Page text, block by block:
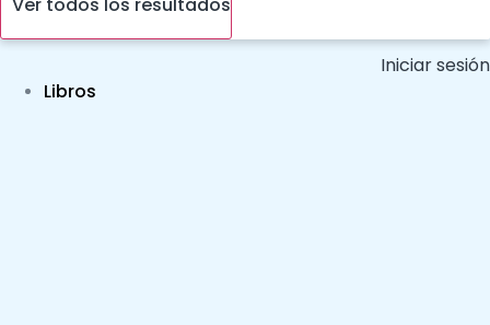
Ver todos los resultados
Iniciar sesión
Libros